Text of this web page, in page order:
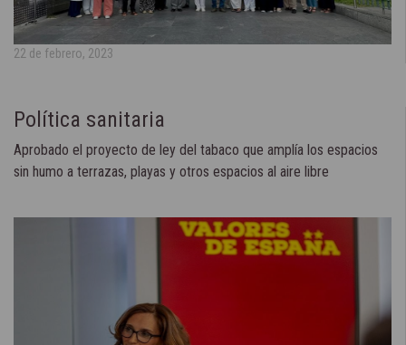
22 de febrero, 2023
Política sanitaria
Aprobado el proyecto de ley del tabaco que amplía los espacios
sin humo a terrazas, playas y otros espacios al aire libre